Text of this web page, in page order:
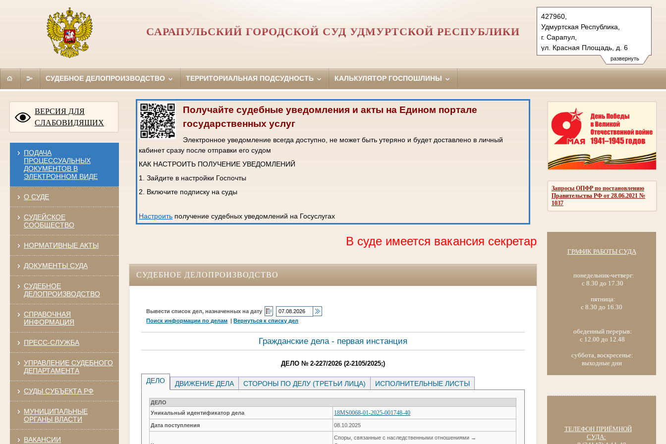
развернуть
427960,
Удмуртская Республика,
г. Сарапул,
ул. Красная Площадь, д. 6
Тел.: (34147) 4-11-40, 4-11-
08 (ф.)
САРАПУЛЬСКИЙ ГОРОДСКОЙ СУД УДМУРТСКОЙ РЕСПУБЛИКИ
СУДЕБНОЕ ДЕЛОПРОИЗВОДСТВО ТЕРРИТОРИАЛЬНАЯ ПОДСУДНОСТЬ КАЛЬКУЛЯТОР ГОСПОШЛИНЫ
ВЕРСИЯ ДЛЯ
СЛАБОВИДЯЩИХ
ПОДАЧА
ПРОЦЕССУАЛЬНЫХ
ДОКУМЕНТОВ В
ЭЛЕКТРОННОМ ВИДЕ
О СУДЕ
СУДЕЙСКОЕ
СООБЩЕСТВО
НОРМАТИВНЫЕ АКТЫ
ДОКУМЕНТЫ СУДА
СУДЕБНОЕ
ДЕЛОПРОИЗВОДСТВО
СПРАВОЧНАЯ
ИНФОРМАЦИЯ
ПРЕСС-СЛУЖБА
УПРАВЛЕНИЕ СУДЕБНОГО
ДЕПАРТАМЕНТА
СУДЫ СУБЪЕКТА РФ
МУНИЦИПАЛЬНЫЕ
ОРГАНЫ ВЛАСТИ
ВАКАНСИИ
Запросы ОПФР по постановлению
Правительства РФ от 28.06.2021 №
1037
ГРАФИК РАБОТЫ СУДА
понедельник-четверг:
с 8.30 до 17.30
пятница:
с 8.30 до 16.30
обеденный перерыв:
с 12.00 до 12.48
суббота, воскресенье:
выходные дни
ТЕЛЕФОН ПРИЁМНОЙ
СУДА:
Получайте судебные уведомления и акты на Едином портале
государственных услуг
Электронное уведомление всегда доступно, не может быть утеряно и будет доставлено в личный
кабинет сразу после отправки его судом
КАК НАСТРОИТЬ ПОЛУЧЕНИЕ УВЕДОМЛЕНИЙ
1. Зайдите в настройки Госпочты
2. Включите подписку на суды
Настроить получение судебных уведомлений на Госуслугах
В суде имеется вакансия секретаря судебного
СУДЕБНОЕ ДЕЛОПРОИЗВОДСТВО
Вывести список дел, назначенных на дату
Поиск информации по делам |Вернуться к списку дел
Гражданские дела - первая инстанция
ДЕЛО № 2-227/2026 (2-2105/2025;)
ДЕЛО ДВИЖЕНИЕ ДЕЛА СТОРОНЫ ПО ДЕЛУ (ТРЕТЬИ ЛИЦА) ИСПОЛНИТЕЛЬНЫЕ ЛИСТЫ
ДЕЛО
Уникальный идентификатор дела
18MS0068-01-2025-001748-40
Дата поступления 08.10.2025
Споры, связанные с наследственными отношениями →